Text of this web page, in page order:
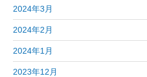
2024年3月
2024年2月
2024年1月
2023年12月